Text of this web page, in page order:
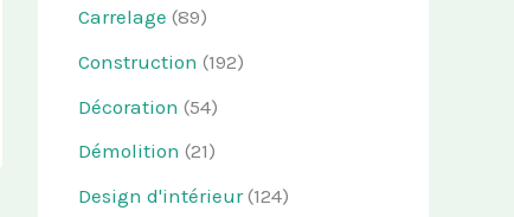
Carrelage (89)
Construction (192)
Décoration (54)
Démolition (21)
Design d'intérieur(124)